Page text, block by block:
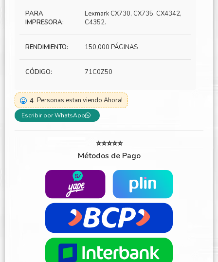
PARA
IMPRESORA:
Lexmark CX730, CX735, CX4342,
C4352.
RENDIMIENTO: 150,000 PÁGINAS
CÓDIGO: 71C0Z50
4 Personas estan viendo Ahora!
Escribir por WhatsApp
⭐⭐⭐⭐⭐
Métodos de Pago